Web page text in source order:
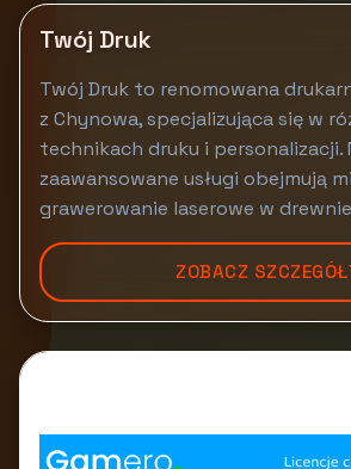
Twój Druk
Twój Druk to renomowana
z Chynowa, specjalizująca się w
technikach druku i personalizacji.
zaawansowane usługi obejmują
grawerowanie laserowe w
ZOBACZ